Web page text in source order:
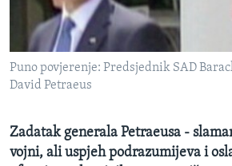
MAGAZIN
O GLASU AMERIKE
Learning English
PRATITE NAS
Puno povjerenje: Predsjednik SAD
David Petraeus
Zadatak generala Petraeusa -
vojni, ali uspjeh podrazumijeva i